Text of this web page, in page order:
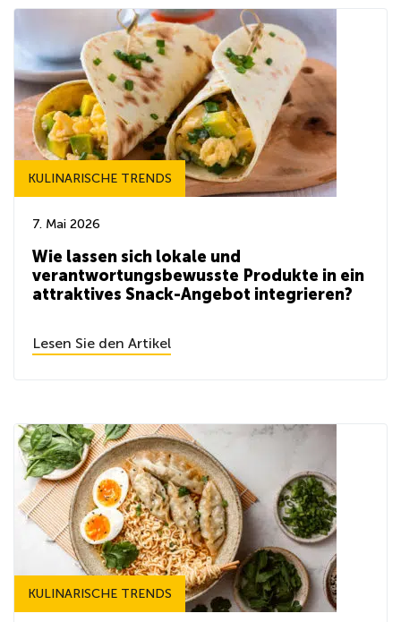
KULINARISCHE TRENDS
7. Mai 2026
Wie lassen sich lokale und
verantwortungsbewusste Produkte in ein
attraktives Snack-Angebot integrieren?
Lesen Sie den Artikel
KULINARISCHE TRENDS